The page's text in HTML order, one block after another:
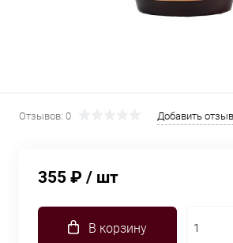
Отзывов: 0 Добавить отзыв
355 ₽ / шт
В корзину